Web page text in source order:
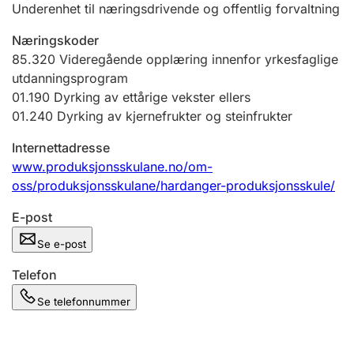
Andre tema
Underenhet til næringsdrivende og offentlig forvaltning
Næringskoder
85.320 Videregående opplæring innenfor yrkesfaglige
utdanningsprogram
01.190 Dyrking av ettårige vekster ellers
01.240 Dyrking av kjernefrukter og steinfrukter
Internettadresse
www.produksjonsskulane.no/om-
oss/produksjonsskulane/hardanger-produksjonsskule/
E-post
Se e-post
Telefon
Se telefonnummer